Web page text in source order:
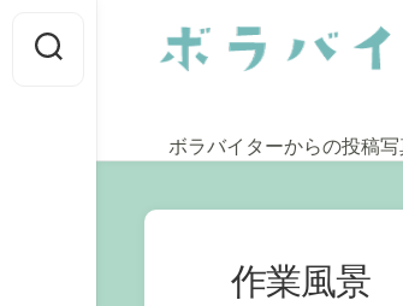
content
ボラバイターからの投稿
作業風景